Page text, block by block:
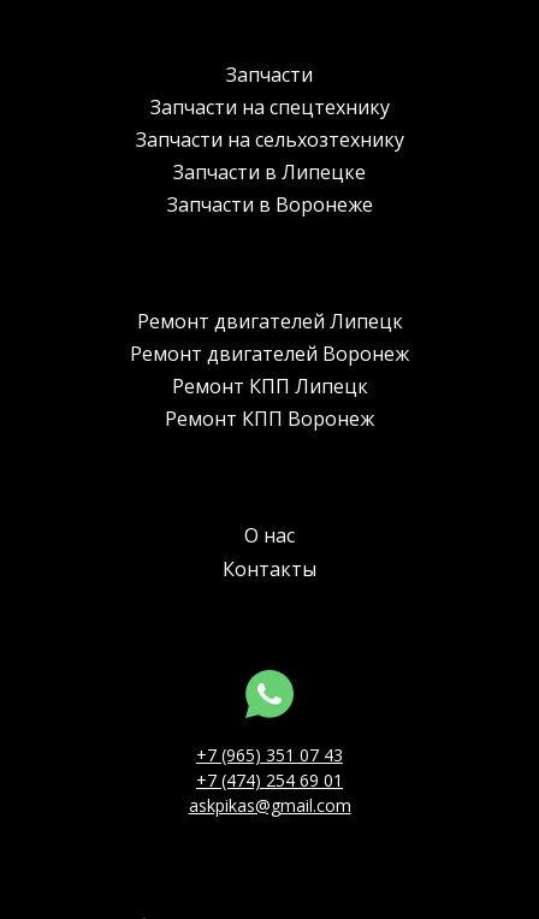
Запчасти
Запчасти на спецтехнику
Запчасти на сельхозтехнику
Запчасти в Липецке
Запчасти в Воронеже
Ремонт двигателей Липецк
Ремонт двигателей Воронеж
Ремонт КПП Липецк
Ремонт КПП Воронеж
О нас
Контакты
+7 (965) 351 07 43
+7 (474) 254 69 01
askpikas@gmail.com